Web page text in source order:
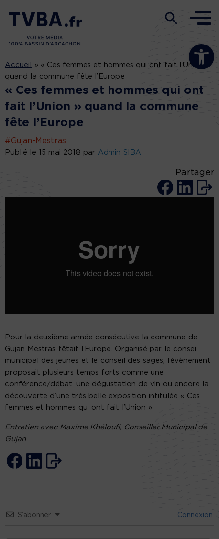
Ouvrir la
Accueil » « Ces femmes et hommes qui ont fait l’Union »
quand la commune fête l’Europe
« Ces femmes et hommes qui ont
fait l’Union » quand la commune
fête l’Europe
#Gujan-Mestras
Publié le 15 mai 2018 par Admin SIBA
Partager
Pour la deuxième année consécutive la commune de
Gujan Mestras fêtait l’Europe. Organisé par le conseil
municipal des jeunes et le conseil des sages, l’évènement
proposait plusieurs temps forts comme une
conférence/débat, une dégustation de vin ou encore la
découverte d’une très belle exposition intitulée « Ces
femmes et hommes qui ont fait l’Union »
Entretien avec Maxime Khéloufi, Conseiller Municipal de
Gujan
S’abonner Connexion